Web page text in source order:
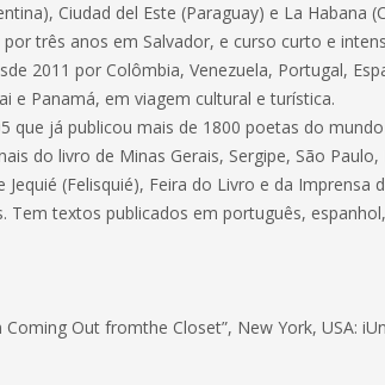
Ciudad del Este (Paraguay) e La Habana
três anos em Salvador, e curso curto e
2011 por Colômbia, Venezuela, Portugal,
e Panamá, em viagem cultural e turística.
que já publicou mais de 1800 poetas do
do livro de Minas Gerais, Sergipe, São Paulo,
(Felisquié), Feira do Livro e da Imprensa
Tem textos publicados em português,
Out fromthe Closet”, New York, USA: